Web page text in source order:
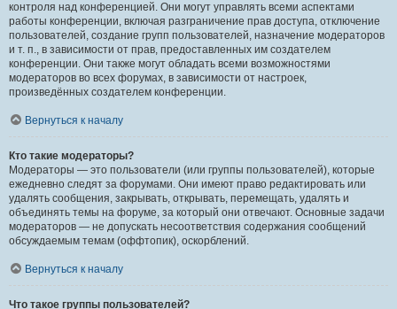
контроля над конференцией. Они могут управлять всеми аспектами
работы конференции, включая разграничение прав доступа, отключение
пользователей, создание групп пользователей, назначение модераторов
и т. п., в зависимости от прав, предоставленных им создателем
конференции. Они также могут обладать всеми возможностями
модераторов во всех форумах, в зависимости от настроек,
произведённых создателем конференции.
Вернуться к началу
Кто такие модераторы?
Модераторы — это пользователи (или группы пользователей), которые
ежедневно следят за форумами. Они имеют право редактировать или
удалять сообщения, закрывать, открывать, перемещать, удалять и
объединять темы на форуме, за который они отвечают. Основные задачи
модераторов — не допускать несоответствия содержания сообщений
обсуждаемым темам (оффтопик), оскорблений.
Вернуться к началу
Что такое группы пользователей?